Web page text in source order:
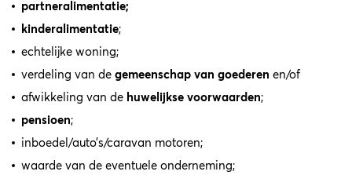
partneralimentatie;
kinderalimentatie;
echtelijke woning;
verdeling van de gemeenschap van goederen en/of
afwikkeling van de huwelijkse voorwaarden;
pensioen;
inboedel/auto’s/caravan motoren;
waarde van de eventuele onderneming;